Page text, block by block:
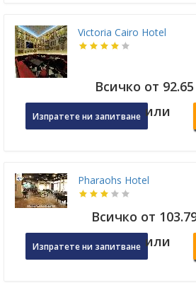
Victoria Cairo Hotel
Всичко от 92.65
Изпратете ни запитване или
Pharaohs Hotel
Всичко от
Изпратете ни запитване или